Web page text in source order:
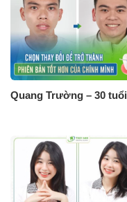
Quang Trường – 30 tuổi